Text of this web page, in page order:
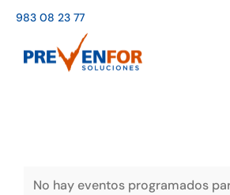
contenido
983 08 23 77
No hay eventos programados